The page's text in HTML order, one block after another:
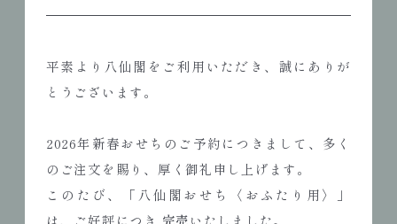
平素より八仙閣をご利用いただき、誠にありが
とうございます。
2026年新春おせちのご予約につきまして、多く
のご注文を賜り、厚く御礼申し上げます。
このたび、「八仙閣おせち〈おふたり用〉」